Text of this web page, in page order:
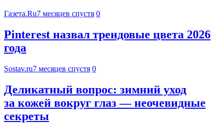
Газета.Ru7 месяцев спустя 0
Pinterest назвал трендовые цвета 2026
года
Sostav.ru7 месяцев спустя 0
Деликатный вопрос: зимний уход
за кожей вокруг глаз — неочевидные
секреты